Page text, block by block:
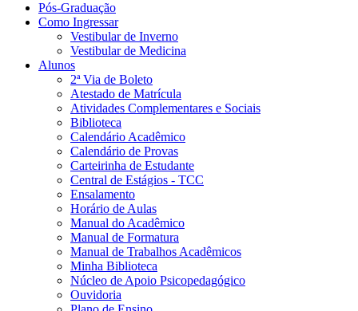
Pós-Graduação
Como Ingressar
Vestibular de Inverno
Vestibular de Medicina
Alunos
2ª Via de Boleto
Atestado de Matrícula
Atividades Complementares e Sociais
Biblioteca
Calendário Acadêmico
Calendário de Provas
Carteirinha de Estudante
Central de Estágios - TCC
Ensalamento
Horário de Aulas
Manual do Acadêmico
Manual de Formatura
Manual de Trabalhos Acadêmicos
Minha Biblioteca
Núcleo de Apoio Psicopedagógico
Ouvidoria